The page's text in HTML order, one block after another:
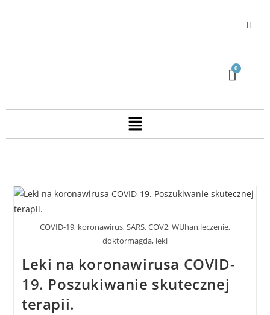
COVID-19, koronawirus, SARS, COV2, WUhan,leczenie,
doktormagda, leki
Leki na koronawirusa COVID-
19. Poszukiwanie skutecznej
terapii.